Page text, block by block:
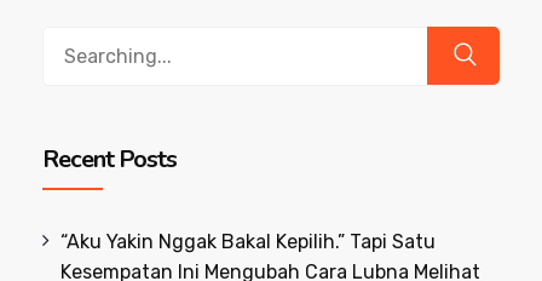
Recent Posts
“Aku Yakin Nggak Bakal Kepilih.” Tapi Satu
Kesempatan Ini Mengubah Cara Lubna Melihat